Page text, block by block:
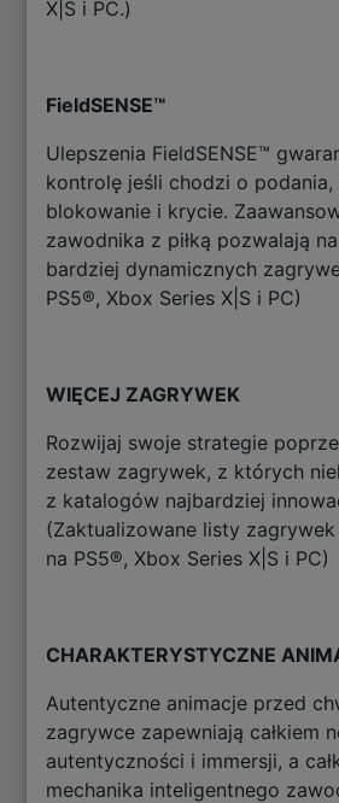
X|S i PC.)
FieldSENSE™
Ulepszenia FieldSENSE™
kontrolę jeśli chodzi o podania,
blokowanie i krycie.
zawodnika z piłką pozwalają
bardziej dynamicznych
PS5®, Xbox Series X|S i PC)
WIĘCEJ ZAGRYWEK
Rozwijaj swoje strategie
zestaw zagrywek, z których
z katalogów najbardziej
(Zaktualizowane listy
na PS5®, Xbox Series X|S i PC)
CHARAKTERYSTYCZNE
Autentyczne animacje przed
zagrywce zapewniają całkiem
autentyczności i immersji, a
mechanika inteligentnego